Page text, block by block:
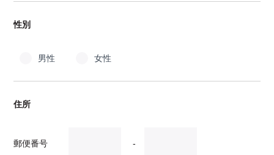
性別
男性 女性
住所
郵便番号 -